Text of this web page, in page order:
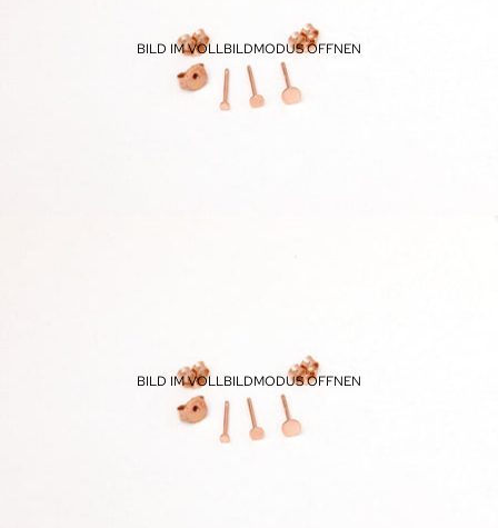
BILD IM VOLLBILDMODUS ÖFFNEN
BILD IM VOLLBILDMODUS ÖFFNEN